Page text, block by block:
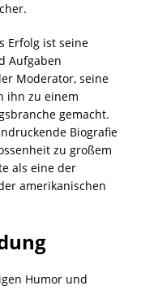
Erfolg ist seine
Aufgaben
Moderator, seine
ihn zu einem
gemacht.
Biografie
zu großem
als eine der
amerikanischen
Humor und